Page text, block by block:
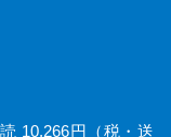
10,266円（税・送